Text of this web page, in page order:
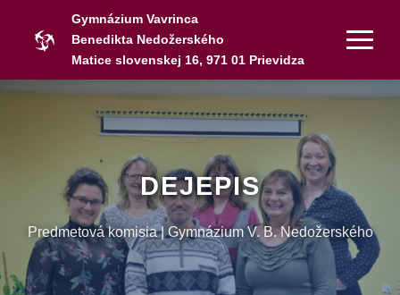
Gymnázium Vavrinca
Benedikta Nedožerského
Matice slovenskej 16, 971 01 Prievidza
DEJEPIS
Predmetová komisia | Gymnázium V. B. Nedožerského